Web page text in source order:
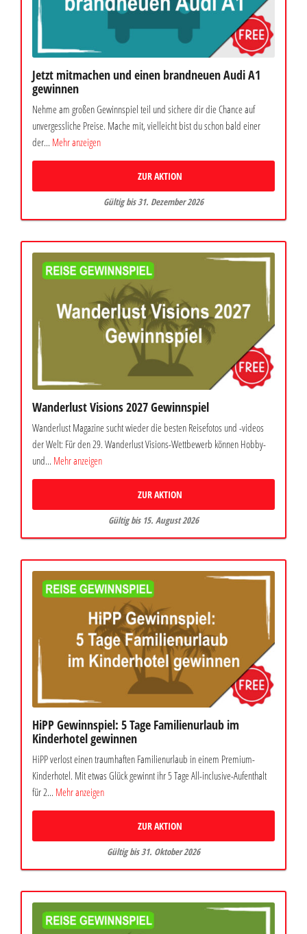
Jetzt mitmachen und einen brandneuen Audi A1
gewinnen
Nehme am großen Gewinnspiel teil und sichere dir die Chance auf
unvergessliche Preise. Mache mit, vielleicht bist du schon bald einer
der... Mehr anzeigen
ZUR AKTION
Gültig bis 31. Dezember 2026
Wanderlust Visions 2027 Gewinnspiel
Wanderlust Magazine sucht wieder die besten Reisefotos und -videos
der Welt: Für den 29. Wanderlust Visions-Wettbewerb können Hobby-
und... Mehr anzeigen
ZUR AKTION
Gültig bis 15. August 2026
HiPP Gewinnspiel: 5 Tage Familienurlaub im
Kinderhotel gewinnen
HiPP verlost einen traumhaften Familienurlaub in einem Premium-
Kinderhotel. Mit etwas Glück gewinnt ihr 5 Tage All-inclusive-Aufenthalt
für 2... Mehr anzeigen
ZUR AKTION
Gültig bis 31. Oktober 2026